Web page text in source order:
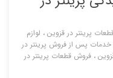
پرینتر در قزوین ، لوازم
خدمات پس از فروش پرینتر در
، فروش قطعات پرینتر در